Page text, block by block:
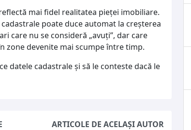
mai fidel realitatea pieței imobiliare.
poate duce automat la creșterea
care nu se consideră „avuți”, dar care
zone devenite mai scumpe între timp.
datele cadastrale și să le conteste dacă le
ARTICOLE DE ACELAȘI AUTOR